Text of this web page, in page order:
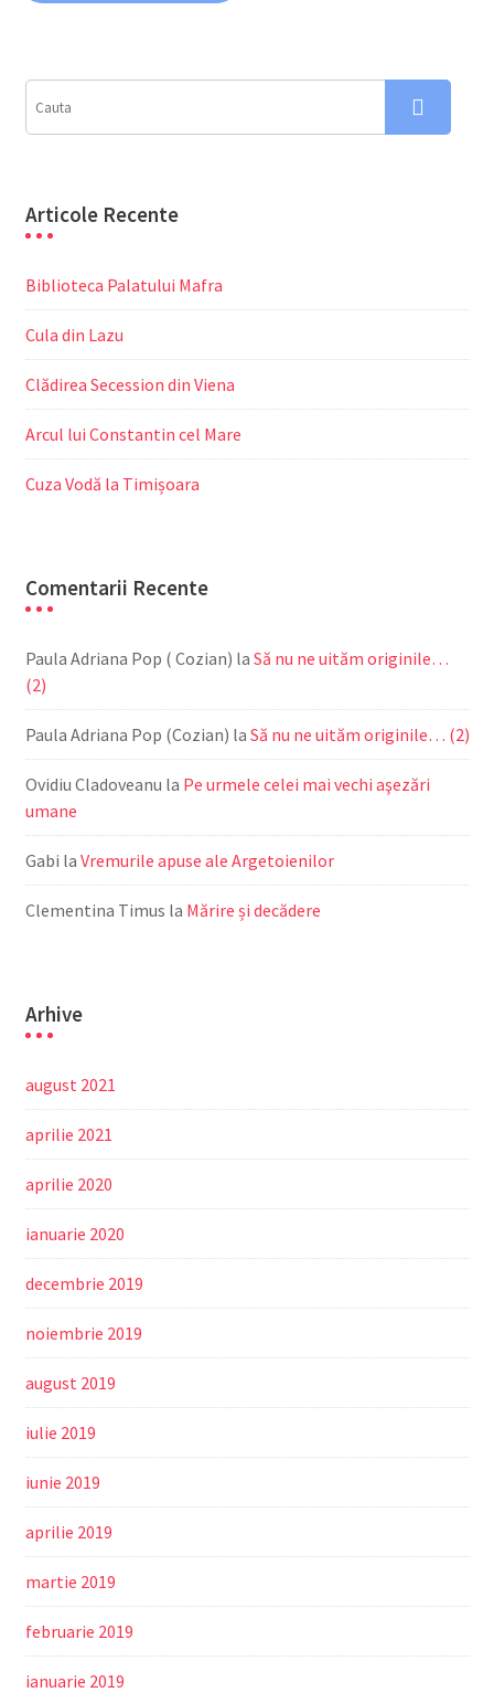
Articole Recente
Biblioteca Palatului Mafra
Cula din Lazu
Clădirea Secession din Viena
Arcul lui Constantin cel Mare
Cuza Vodă la Timișoara
Comentarii Recente
Paula Adriana Pop ( Cozian) la Să nu ne uităm originile…
(2)
Paula Adriana Pop (Cozian) la Să nu ne uităm originile… (2)
Ovidiu Cladoveanu la Pe urmele celei mai vechi aşezări
umane
Gabi la Vremurile apuse ale Argetoienilor
Clementina Timus la Mărire și decădere
Arhive
august 2021
aprilie 2021
aprilie 2020
ianuarie 2020
decembrie 2019
noiembrie 2019
august 2019
iulie 2019
iunie 2019
aprilie 2019
martie 2019
februarie 2019
ianuarie 2019